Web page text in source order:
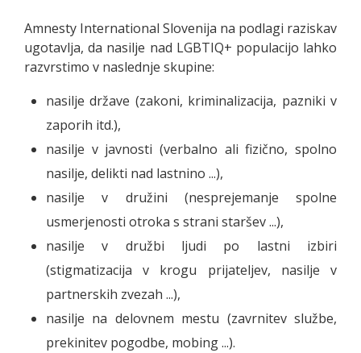
Amnesty International Slovenija na podlagi raziskav
ugotavlja, da nasilje nad LGBTIQ+ populacijo lahko
razvrstimo v naslednje skupine:
nasilje države (zakoni, kriminalizacija, pazniki v
zaporih itd.),
nasilje v javnosti (verbalno ali fizično, spolno
nasilje, delikti nad lastnino ...),
nasilje v družini (nesprejemanje spolne
usmerjenosti otroka s strani staršev ...),
nasilje v družbi ljudi po lastni izbiri
(stigmatizacija v krogu prijateljev, nasilje v
partnerskih zvezah ...),
nasilje na delovnem mestu (zavrnitev službe,
prekinitev pogodbe, mobing ...).